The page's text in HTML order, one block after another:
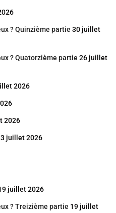
? Quinzième partie 30 juillet
? Quatorzième partie 26 juillet
2026
2026
juillet 2026
juillet 2026
? Treizième partie 19 juillet